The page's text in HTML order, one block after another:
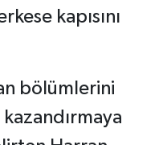
kapısını
bölümlerini